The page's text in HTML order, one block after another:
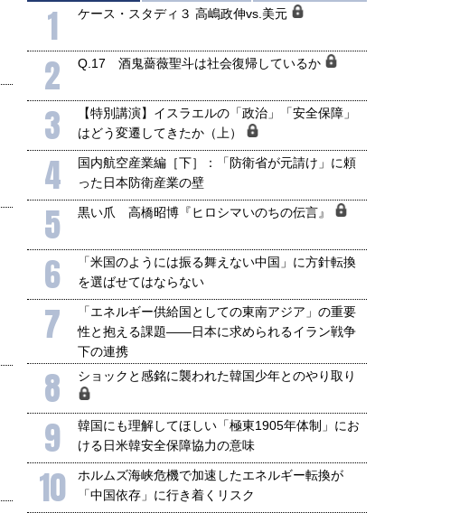
1 ケース・スタディ３ 高嶋政伸vs.美元
2 Q.17 酒鬼薔薇聖斗は社会復帰しているか
3
【特別講演】イスラエルの「政治」「安全保障」
はどう変遷してきたか（上）
4
国内航空産業編［下］：「防衛省が元請け」に頼
った日本防衛産業の壁
5 黒い爪 高橋昭博『ヒロシマいのちの伝言』
6
「米国のようには振る舞えない中国」に方針転換
を選ばせてはならない
7
「エネルギー供給国としての東南アジア」の重要
性と抱える課題――日本に求められるイラン戦争
下の連携
8 ショックと感銘に襲われた韓国少年とのやり取り
9
韓国にも理解してほしい「極東1905年体制」にお
ける日米韓安全保障協力の意味
10
ホルムズ海峡危機で加速したエネルギー転換が
「中国依存」に行き着くリスク